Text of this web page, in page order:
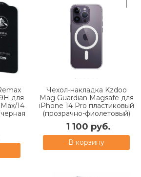
для
14
Чехол-накладка Kzdoo
Mag Guardian Magsafe для
iPhone 14 Pro пластиковый
(прозрачно-фиолетовый)
1 100 руб.
В корзину